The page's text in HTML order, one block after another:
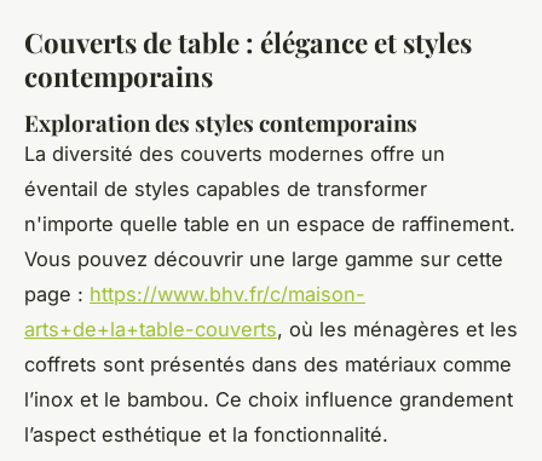
Couverts de table : élégance et styles
contemporains
Exploration des styles contemporains
La diversité des couverts modernes offre un
éventail de styles capables de transformer
n'importe quelle table en un espace de raffinement.
Vous pouvez découvrir une large gamme sur cette
page : https://www.bhv.fr/c/maison-
arts+de+la+table-couverts, où les ménagères et les
coffrets sont présentés dans des matériaux comme
l’inox et le bambou. Ce choix influence grandement
l’aspect esthétique et la fonctionnalité.